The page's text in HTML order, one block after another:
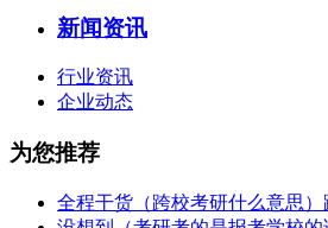
新闻资讯
行业资讯
企业动态
为您推荐
全程干货（跨校考研什么意思